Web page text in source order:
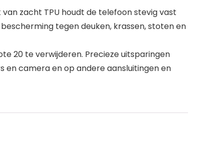
zacht TPU houdt de telefoon stevig vast
tegen deuken, krassen, stoten en
20 te verwijderen. Precieze uitsparingen
en camera en op andere aansluitingen en